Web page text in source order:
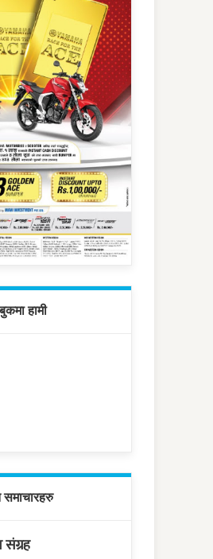
हामी
समाचारहरु